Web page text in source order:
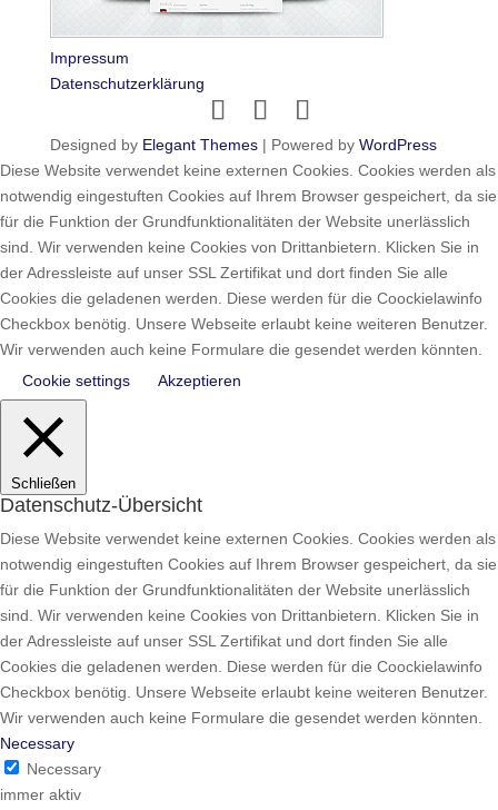
Impressum
Datenschutzerklärung
Designed by Elegant Themes| Powered by WordPress
Diese Website verwendet keine externen Cookies. Cookies werden als
notwendig eingestuften Cookies auf Ihrem Browser gespeichert, da sie
für die Funktion der Grundfunktionalitäten der Website unerlässlich
sind. Wir verwenden keine Cookies von Drittanbietern. Klicken Sie in
der Adressleiste auf unser SSL Zertifikat und dort finden Sie alle
Cookies die geladenen werden. Diese werden für die Coockielawinfo
Checkbox benötig. Unsere Webseite erlaubt keine weiteren Benutzer.
Wir verwenden auch keine Formulare die gesendet werden könnten.
Cookie settings
Akzeptieren
Schließen
Datenschutz-Übersicht
Diese Website verwendet keine externen Cookies. Cookies werden als
notwendig eingestuften Cookies auf Ihrem Browser gespeichert, da sie
für die Funktion der Grundfunktionalitäten der Website unerlässlich
sind. Wir verwenden keine Cookies von Drittanbietern. Klicken Sie in
der Adressleiste auf unser SSL Zertifikat und dort finden Sie alle
Cookies die geladenen werden. Diese werden für die Coockielawinfo
Checkbox benötig. Unsere Webseite erlaubt keine weiteren Benutzer.
Wir verwenden auch keine Formulare die gesendet werden könnten.
Necessary
Necessary
immer aktiv